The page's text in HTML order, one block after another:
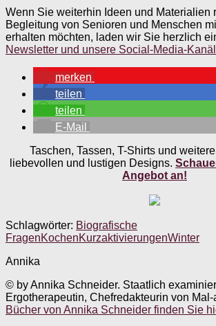
Wenn Sie weiterhin Ideen und Materialien
Begleitung von Senioren und Menschen
erhalten möchten, laden wir Sie herzlich
Newsletter und unsere Social-Media-
merken
teilen
teilen
E-Mail
Taschen, Tassen, T-Shirts und
liebevollen und lustigen Designs.
Angebot an!
Schlagwörter: Biografische
FragenKochenKurzaktivierungenWinter
Annika
© by Annika Schneider. Staatlich
Ergotherapeutin, Chefredakteurin von
Bücher von Annika Schneider finden Sie